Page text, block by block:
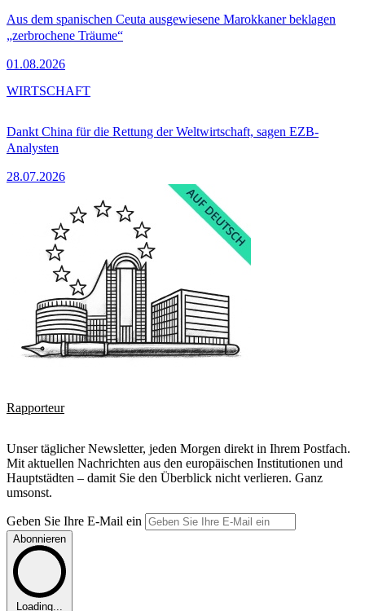
Aus dem spanischen Ceuta ausgewiesene Marokkaner beklagen
„zerbrochene Träume“
01.08.2026
Dankt China für die Rettung der Weltwirtschaft, sagen EZB-
Analysten
28.07.2026
WIRTSCHAFT
Rapporteur
Unser täglicher Newsletter, jeden Morgen direkt in Ihrem Postfach.
Mit aktuellen Nachrichten aus den europäischen Institutionen und
Hauptstädten – damit Sie den Überblick nicht verlieren. Ganz
umsonst.
Geben Sie Ihre E-Mail ein
Abonnieren
Loading...